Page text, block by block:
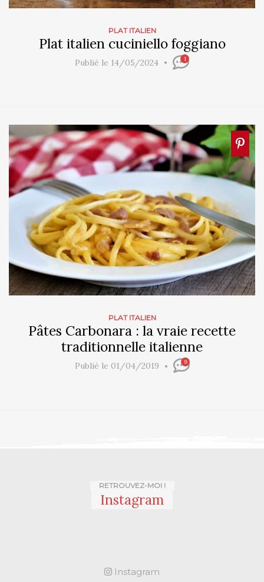
PLAT ITALIEN
Plat italien cuciniello foggiano
Publié le 14/05/2024 1
PLAT ITALIEN
Pâtes Carbonara : la vraie recette
traditionnelle italienne
Publié le 01/04/2019 9
RETROUVEZ-MOI !
Instagram
Instagram